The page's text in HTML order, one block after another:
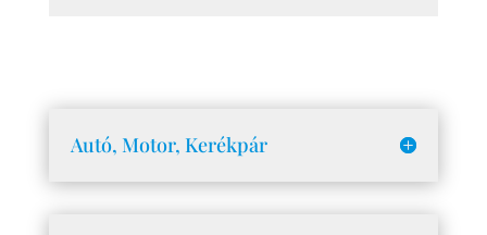
Autó, Motor, Kerékpár